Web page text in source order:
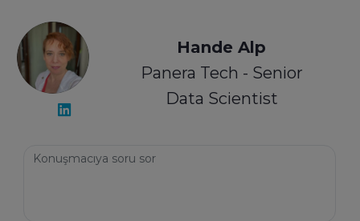
Hande Alp
Panera Tech - Senior
Data Scientist